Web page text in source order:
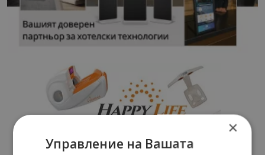
×
Управление на Вашата